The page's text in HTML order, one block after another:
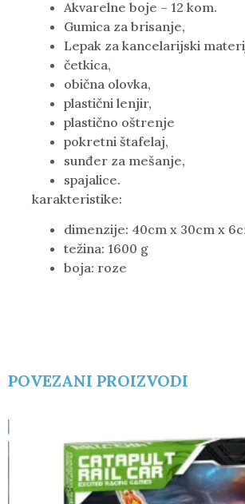
Akvarelne boje – 12 kom.
Gumica za brisanje,
Lepak za kancelarijski
četkica,
obična olovka,
plastični lenjir,
plastično oštrenje
pokretni štafelaj,
sunđer za mešanje,
spajalice.
karakteristike:
dimenzije: 40cm x 30cm x
težina: 1600 g
boja: roze
POVEZANI PROIZVODI